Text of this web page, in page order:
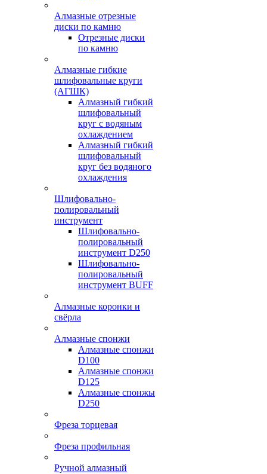
Алмазные отрезные
диски по камню
Отрезные диски
по камню
Алмазные гибкие
шлифовальные круги
(АГШК)
Алмазный гибкий
шлифовальный
круг с водяным
охлаждением
Алмазный гибкий
шлифовальный
круг без водяного
охлаждения
Шлифовально-
полировальный
инструмент
Шлифовально-
полировальный
инструмент D250
Шлифовально-
полировальный
инструмент BUFF
Алмазные коронки и
свёрла
Алмазные спонжи
Алмазные спонжи
D100
Алмазные спонжи
D125
Алмазные спонжы
D250
Фреза торцевая
Фреза профильная
Ручной алмазный